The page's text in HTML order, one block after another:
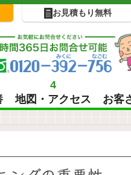
お見積もり無料
4
地図・アクセス
お客